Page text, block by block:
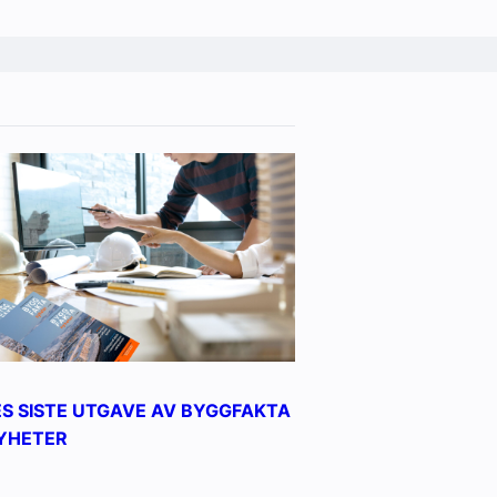
SISTE UTGAVE AV BYGGFAKTA